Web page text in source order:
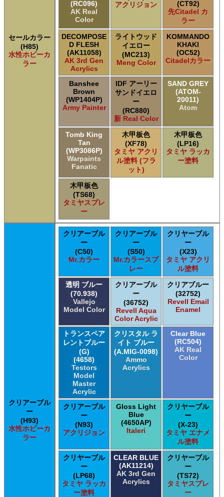
セールカラー
(H85)
水性ホビーカ
ラー
(RC096)
AK Real
Color
アクリジョン
(CT92)
先Citadel カ
ラー
DECOMPOSE
D FLESH
(AK11058)
AK 3rd Gen
Acrylics
ライトウッド
イエロー
(MC213)
Meng Color
KOMMANDO
KHAKI
(OC52)
Citadelカラー
Banshee
Brown
(WP1404P)
Army Painter
IDF アーリー
サンドイエロ
ー
(RC880)
新 Real Color
SAND GREY
(ATOM-
20011)
Atom
Tomb King
Tan
(WP3086P)
Warpaints
Fanatic
木甲板色
(XF78)
タミヤ アクリ
ル塗料 (フラ
ット)
木甲板色
(LP16)
タミヤ ラッカ
ー塗料
木甲板色
(TS68)
タミヤスプレ
ー
クリアーブル
ー
(H93)
水性ホビーカ
ラー
クリアーブル
ー
(C50)
Mr.カラー
クリアーブル
ー
(S50)
Mr.カラースプ
レー
クリヤーブル
ー
(X23)
タミヤ アクリ
ル塗料
透明 ブルー
(70.938)
Vallejo
Model Color
クリアーブル
ー
(36752)
Revell Aqua
Color Acrylic
クリアブルー
(32752)
Revell Email
Enamel
トランスペア
レントブルー
(G)
(4658)
Testors
Model
Master
Acrylic
クリスタル ラ
イト ブルー
(A.MIG-0098)
Ammo
Acrylics
Clear Blue
(RC504)
AK Real
Color
クリアーブル
ー
(N93)
アクリジョン
Gloss Light
Blue
(4650AP)
Italeri
クリヤーブル
ー
(X-23)
タミヤ エナメ
ル塗料
クリヤーブル
ー
(LP68)
タミヤ ラッカ
ー塗料
CLEAR BLUE
(AK11214)
AK 3rd Gen
Acrylics
クリヤーブル
ー
(TS72)
タミヤスプレ
ー